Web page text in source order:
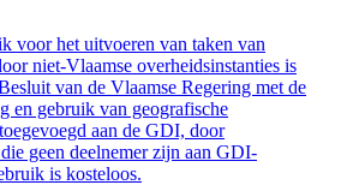
voor het uitvoeren van taken van
niet-Vlaamse overheidsinstanties is
van de Vlaamse Regering met de
en gebruik van geografische
aan de GDI, door
geen deelnemer zijn aan GDI-
is kosteloos.